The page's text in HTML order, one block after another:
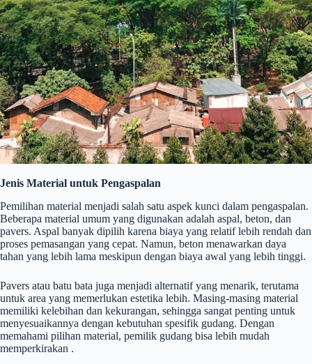
Jenis Material untuk Pengaspalan
Pemilihan material menjadi salah satu aspek kunci dalam pengaspalan.
Beberapa material umum yang digunakan adalah aspal, beton, dan
pavers. Aspal banyak dipilih karena biaya yang relatif lebih rendah dan
proses pemasangan yang cepat. Namun, beton menawarkan daya
tahan yang lebih lama meskipun dengan biaya awal yang lebih tinggi.
Pavers atau batu bata juga menjadi alternatif yang menarik, terutama
untuk area yang memerlukan estetika lebih. Masing-masing material
memiliki kelebihan dan kekurangan, sehingga sangat penting untuk
menyesuaikannya dengan kebutuhan spesifik gudang. Dengan
memahami pilihan material, pemilik gudang bisa lebih mudah
memperkirakan .